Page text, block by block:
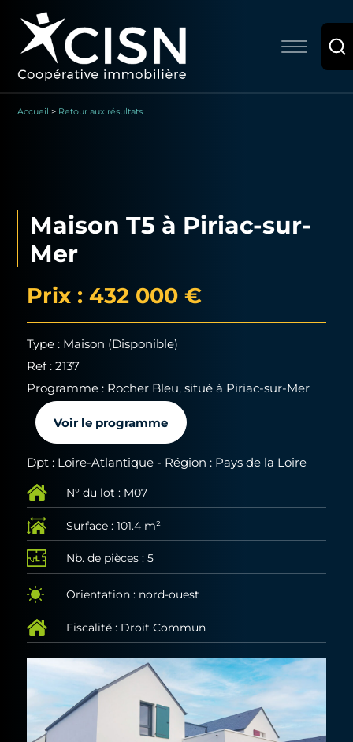
Accueil > Retour aux résultats
Maison T5 à Piriac-sur-
Mer
Prix : 432 000 €
Type : Maison (Disponible)
Ref : 2137
Programme : Rocher Bleu, situé à Piriac-sur-Mer
Voir le programme
Dpt : Loire-Atlantique - Région : Pays de la Loire
N° du lot : M07
Surface : 101.4 m²
Nb. de pièces : 5
Orientation : nord-ouest
Fiscalité : Droit Commun